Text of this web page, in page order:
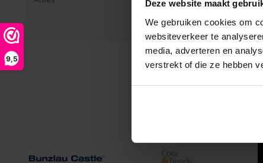
Deze website maakt
We gebruiken cookies om
websiteverkeer te
media, adverteren en
verstrekt of die ze hebben
9,5